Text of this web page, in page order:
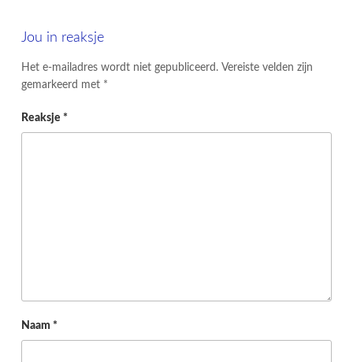
Jou in reaksje
Het e-mailadres wordt niet gepubliceerd. Vereiste velden zijn
gemarkeerd met *
Reaksje *
Naam *